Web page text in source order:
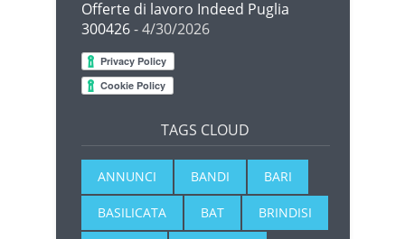
Offerte di lavoro Indeed Puglia
300426- 4/30/2026
TAGS CLOUD
ANNUNCI BANDI BARI
BASILICATA BAT BRINDISI